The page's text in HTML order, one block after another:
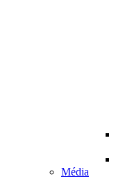
Média